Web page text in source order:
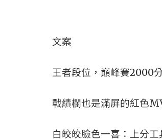
文案
王者段位，巔峰賽2000
戰績欄也是滿屏的紅色
白皎皎臉色一喜：上分工